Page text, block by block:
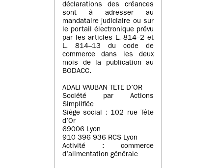
déclarations des créances
sont à adresser au
mandataire judiciaire ou sur
le portail électronique prévu
par les articles L. 814–2 et
L. 814–13 du code de
commerce dans les deux
mois de la publication au
BODACC.
ADALI VAUBAN TETE D’OR
Société par Actions
Simplifiée
Siège social : 102 rue Tête
d’Or
69006 Lyon
910 396 936 RCS Lyon
Activité : commerce
d’alimentation générale